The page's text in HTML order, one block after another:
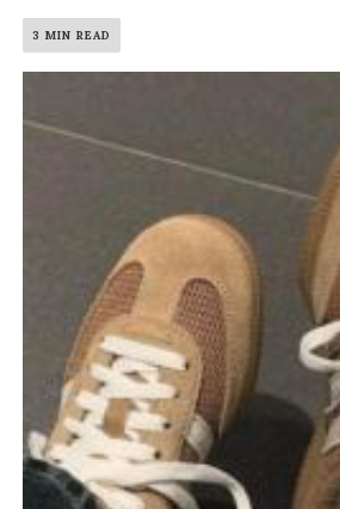
3 MIN READ